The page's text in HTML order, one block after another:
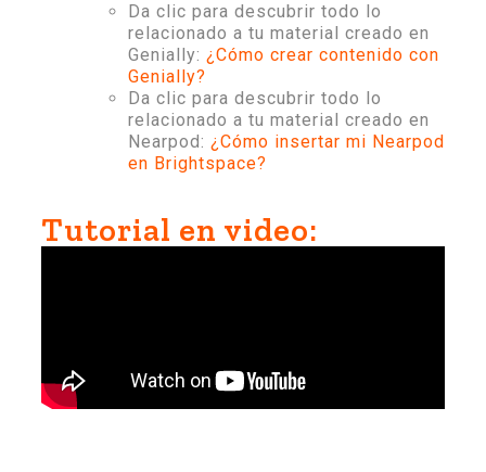
Da clic para descubrir todo lo
relacionado a tu material creado en
Genially: ¿Cómo crear contenido con
Genially?
Da clic para descubrir todo lo
relacionado a tu material creado en
Nearpod: ¿Cómo insertar mi Nearpod
en Brightspace?
Tutorial en video: